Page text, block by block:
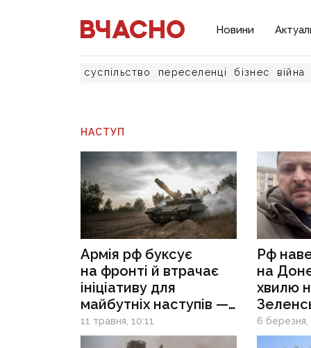
Новини
суспільство переселенці бізнес війна
НАСТУП
Армія рф буксує
на фронті й втрачає
ініціативу для
майбутніх наступів —
світові ЗМІ
11 травня, 10:11
Рф
на
хвилю
6 березня,